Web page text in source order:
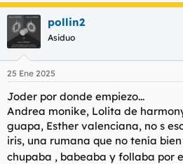
a
c
c
i
e
:
pollin2
Asiduo
25 Ene 2025
Joder por donde empiezo...
Andrea monike, Lolita de
guapa, Esther valenciana, no s
iris, una rumana que no tenía
chupaba , babeaba y follaba por